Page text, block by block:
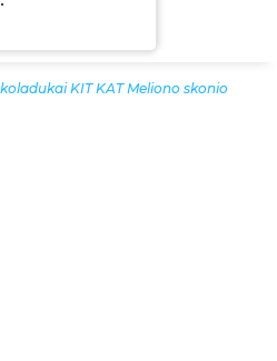
KIT KAT Meliono skonio